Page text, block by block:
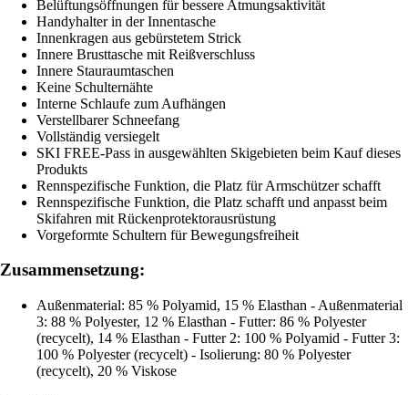
Belüftungsöffnungen für bessere Atmungsaktivität
Handyhalter in der Innentasche
Innenkragen aus gebürstetem Strick
Innere Brusttasche mit Reißverschluss
Innere Stauraumtaschen
Keine Schulternähte
Interne Schlaufe zum Aufhängen
Verstellbarer Schneefang
Vollständig versiegelt
SKI FREE-Pass in ausgewählten Skigebieten beim Kauf dieses
Produkts
Rennspezifische Funktion, die Platz für Armschützer schafft
Rennspezifische Funktion, die Platz schafft und anpasst beim
Skifahren mit Rückenprotektorausrüstung
Vorgeformte Schultern für Bewegungsfreiheit
Zusammensetzung:
Außenmaterial: 85 % Polyamid, 15 % Elasthan - Außenmaterial
3: 88 % Polyester, 12 % Elasthan - Futter: 86 % Polyester
(recycelt), 14 % Elasthan - Futter 2: 100 % Polyamid - Futter 3:
100 % Polyester (recycelt) - Isolierung: 80 % Polyester
(recycelt), 20 % Viskose